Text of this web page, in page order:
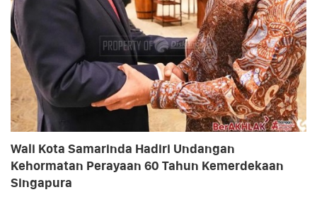
Wali Kota Samarinda Hadiri Undangan
Kehormatan Perayaan 60 Tahun Kemerdekaan
Singapura